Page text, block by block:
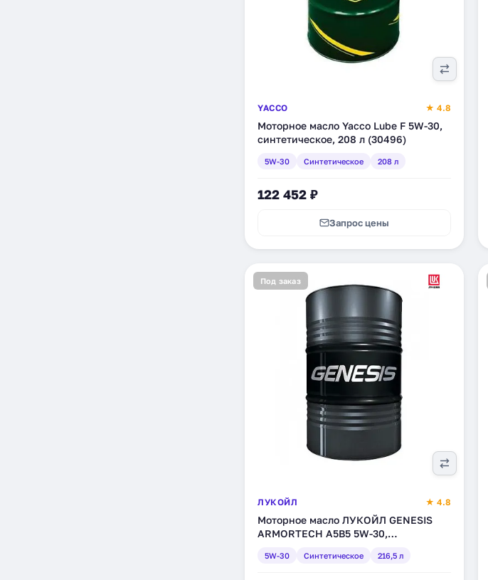
YACCO ★ 4.8
Моторное масло Yacco Lube F 5W-30,
синтетическое, 208 л (30496)
5W-30 Синтетическое 208 л
122 452 ₽
Запрос цены
Под заказ
ЛУКОЙЛ ★ 4.8
Моторное масло ЛУКОЙЛ GENESIS
ARMORTECH A5B5 5W-30,
5W-30 Синтетическое 216,5 л